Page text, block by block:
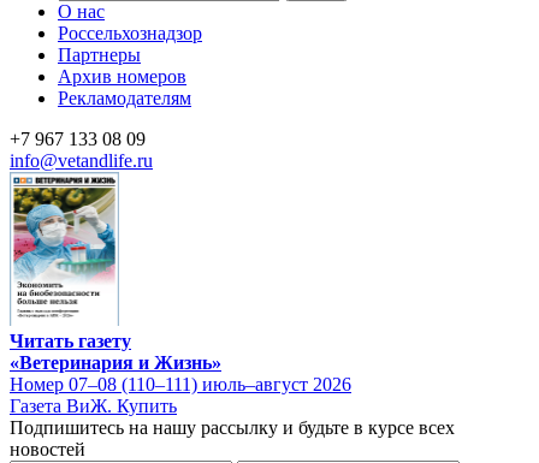
О нас
Россельхознадзор
Партнеры
Архив номеров
Рекламодателям
+7 967 133 08 09
info@vetandlife.ru
Читать газету
«Ветеринария и Жизнь»
Номер 07–08 (110–111) июль–август 2026
Газета ВиЖ. Купить
Подпишитесь на нашу рассылку и будьте в курсе всех
новостей